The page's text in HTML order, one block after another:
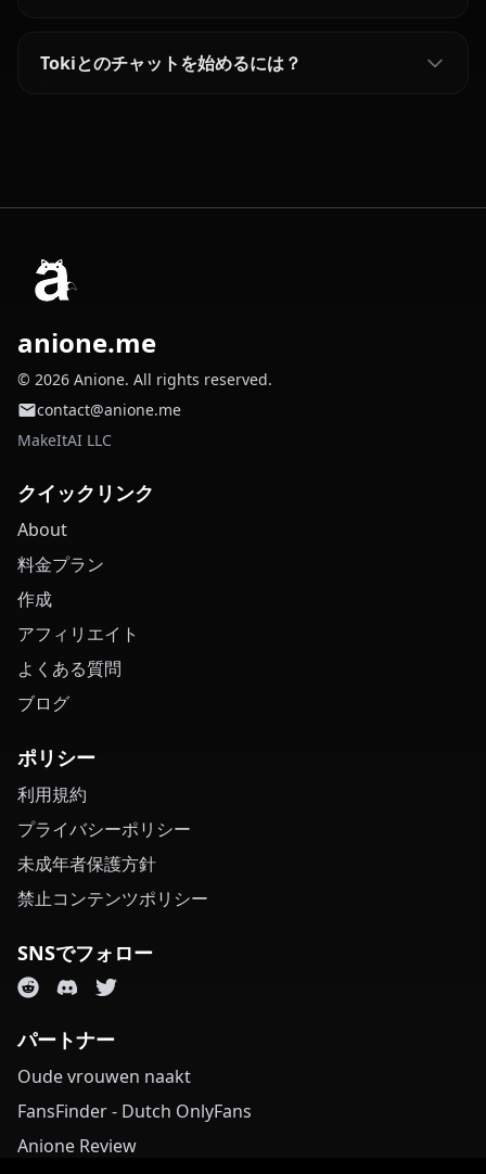
Tokiとのチャットを始めるには？
anione.me
© 2026 Anione. All rights reserved.
contact@anione.me
MakeItAI LLC
クイックリンク
About
料金プラン
作成
アフィリエイト
よくある質問
ブログ
ポリシー
利用規約
プライバシーポリシー
未成年者保護方針
禁止コンテンツポリシー
SNSでフォロー
パートナー
Oude vrouwen naakt
FansFinder - Dutch OnlyFans
Anione Review